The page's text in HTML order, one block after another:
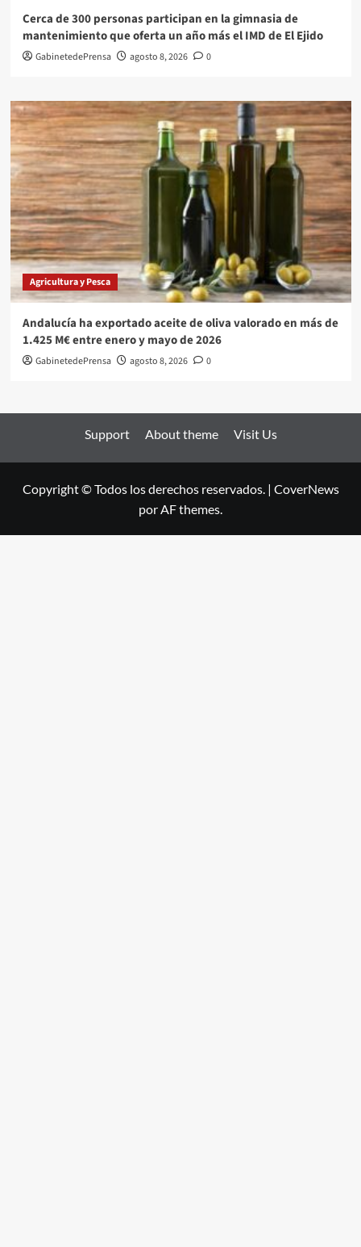
Cerca de 300 personas participan en la gimnasia de
mantenimiento que oferta un año más el IMD de El Ejido
GabinetedePrensa agosto 8, 2026 0
Agricultura y Pesca
Andalucía ha exportado aceite de oliva valorado en más de
1.425 M€ entre enero y mayo de 2026
GabinetedePrensa agosto 8, 2026 0
Support About theme Visit Us
Copyright © Todos los derechos reservados. | CoverNews
por AF themes.